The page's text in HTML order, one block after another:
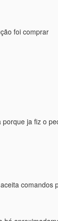
foi comprar
ja fiz o
comandos